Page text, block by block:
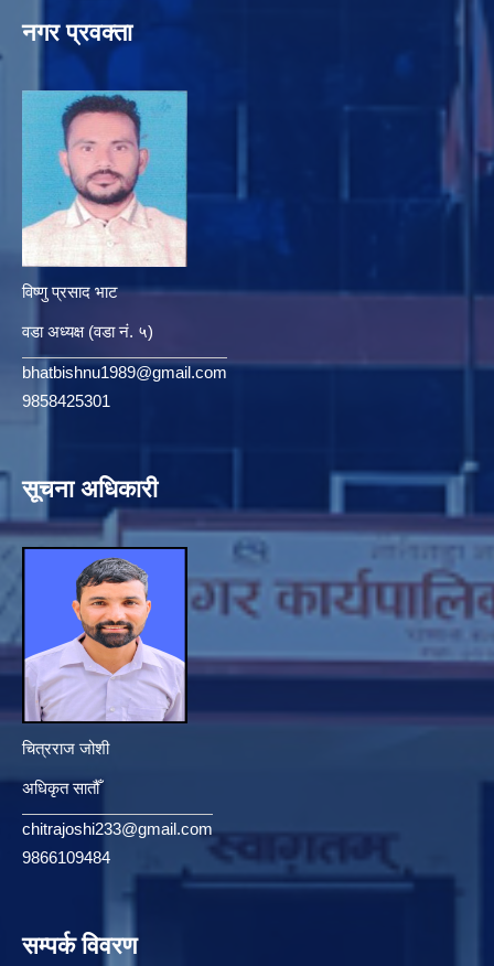
नगर प्रवक्ता
विष्णु प्रसाद भाट
वडा अध्यक्ष (वडा नं. ५)
bhatbishnu1989@gmail.com
9858425301
सूचना अधिकारी
चित्रराज जोशी
अधिकृत सातौँ
chitrajoshi233@gmail.com
9866109484
सम्पर्क विवरण